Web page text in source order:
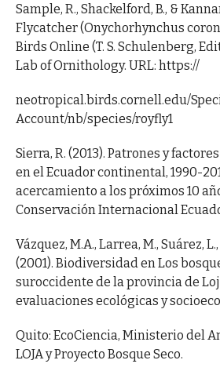
Sample, R., Shackelford, B., &
Flycatcher (Onychorhynchus
Birds Online (T. S. Schulenberg,
Lab of Ornithology. URL: https://
neotropical.birds.cornell.edu/
Account/nb/species/royfly1
Sierra, R. (2013). Patrones y
en el Ecuador continental, 1990-
acercamiento a los próximos 10
Conservación Internacional
Vázquez, M.A., Larrea, M., Suárez, L.,
(2001). Biodiversidad en Los
suroccidente de la provincia de
evaluaciones ecológicas y
Quito: EcoCiencia, Ministerio del
LOJA y Proyecto Bosque Seco.